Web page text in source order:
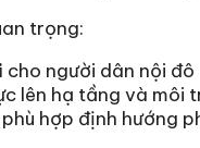
trọng:
cho người dân nội đô
lên hạ tầng và môi
phù hợp định hướng